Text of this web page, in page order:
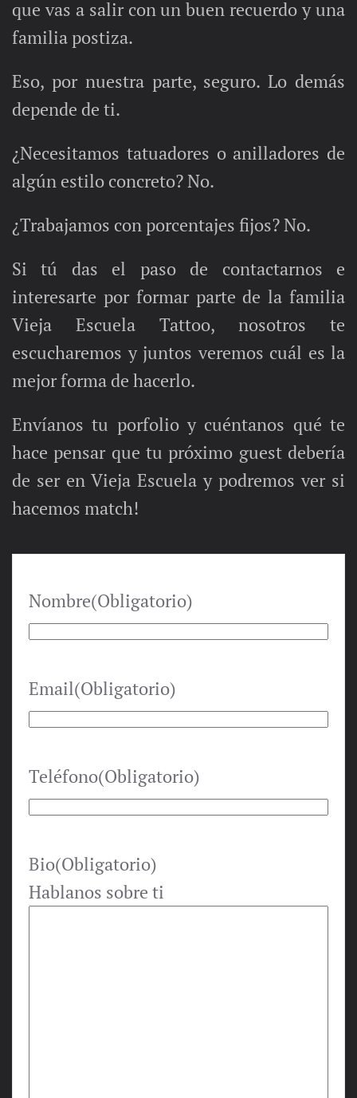
que vas a salir con un buen recuerdo y una
familia postiza.
Eso, por nuestra parte, seguro. Lo demás
depende de ti.
¿Necesitamos tatuadores o anilladores de
algún estilo concreto? No.
¿Trabajamos con porcentajes fijos? No.
Si tú das el paso de contactarnos e
interesarte por formar parte de la familia
Vieja Escuela Tattoo, nosotros te
escucharemos y juntos veremos cuál es la
mejor forma de hacerlo.
Envíanos tu porfolio y cuéntanos qué te
hace pensar que tu próximo guest debería
de ser en Vieja Escuela y podremos ver si
hacemos match!
Nombre(Obligatorio)
Email(Obligatorio)
Teléfono(Obligatorio)
Bio(Obligatorio)
Hablanos sobre ti